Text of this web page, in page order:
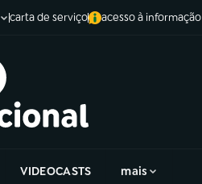
carta de serviço acesso à informação
VIDEOCASTS mais